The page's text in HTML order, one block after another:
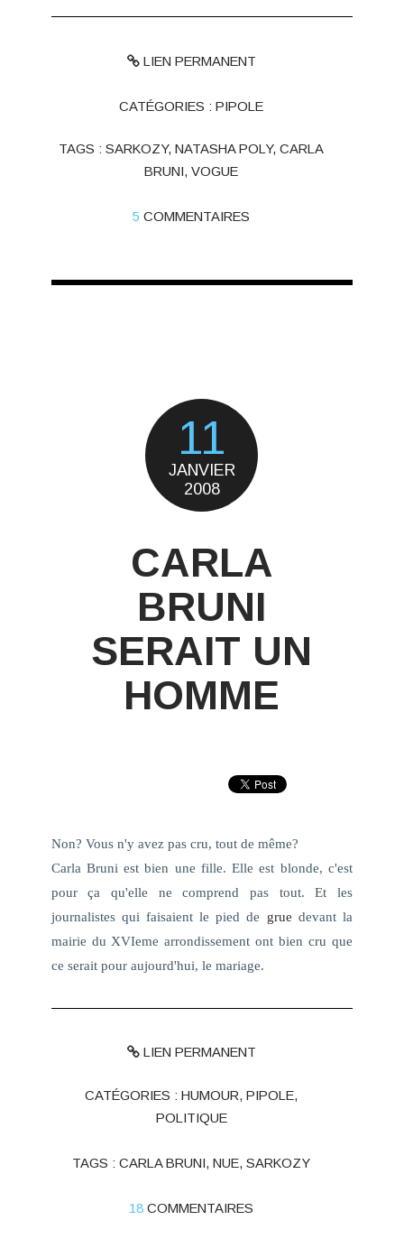
LIEN PERMANENT
CATÉGORIES :PIPOLE
TAGS :SARKOZY,NATASHA POLY,CARLA
BRUNI,VOGUE
5 COMMENTAIRES
11
JANVIER
2008
CARLA
BRUNI
SERAIT UN
HOMME
Non? Vous n'y avez pas cru, tout de même?
Carla Bruni est bien une fille. Elle est blonde, c'est
pour ça qu'elle ne comprend pas tout. Et les
journalistes qui faisaient le pied de grue devant la
mairie du XVIeme arrondissement ont bien cru que
ce serait pour aujourd'hui, le mariage.
LIEN PERMANENT
CATÉGORIES :HUMOUR,PIPOLE,
POLITIQUE
TAGS :CARLA BRUNI,NUE,SARKOZY
18 COMMENTAIRES